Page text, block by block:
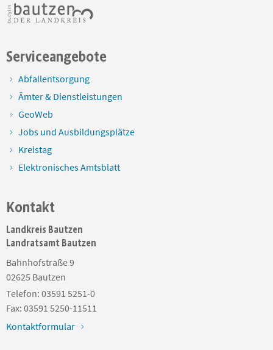
Kontakt
Landkreis Bautzen
Landratsamt Bautzen
Bahnhofstraße 9
02625 Bautzen
Telefon: 03591 5251-0
Fax: 03591 5250-11511
Kontaktformular
Serviceangebote
Abfallentsorgung
Ämter & Dienstleistungen
GeoWeb
Jobs und Ausbildungsplätze
Kreistag
Elektronisches Amtsblatt